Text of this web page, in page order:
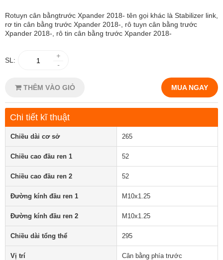
Rotuyn cân bằngtrước Xpander 2018- tên gọi khác là Stabilizer link,
rơ tin cân bằng trước Xpander 2018-, rô tuyn cân bằng trước
Xpander 2018-, rô tin cân bằng trước Xpander 2018-
SL:
+
-
THÊM VÀO GIỎ MUA NGAY
Chi tiết kĩ thuật
Chiều dài cơ sở 265
Chiều cao đầu ren 1 52
Chiều cao đầu ren 2 52
Đường kính đầu ren 1 M10x1.25
Đường kính đầu ren 2 M10x1.25
Chiều dài tổng thể 295
Vị trí Cân bằng phía trước